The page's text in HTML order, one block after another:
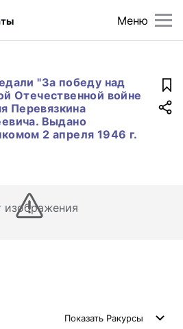
Меню
"За победу над
Отечественной войне
Перевязкина
Выдано
2 апреля 1946 г.
изображения
Показать Ракурсы